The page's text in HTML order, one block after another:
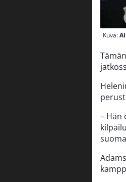
Kuva:
– Hän